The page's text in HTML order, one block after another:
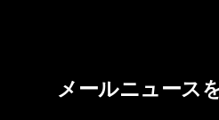
メールニュース